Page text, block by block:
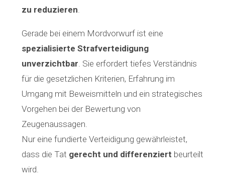
zu reduzieren
Gerade bei einem Mordvorwurf ist eine
spezialisierte Strafverteidigung
unverzichtbar . Sie erfordert tiefes Verständnis
für die gesetzlichen Kriterien, Erfahrung im
Umgang mit Beweismitteln und ein strategisches
Vorgehen bei der Bewertung von
Zeugenaussagen.
Nur eine fundierte Verteidigung gewährleistet,
dass die Tat gerecht und differenziert beurteilt
wird.